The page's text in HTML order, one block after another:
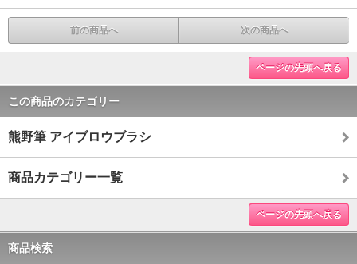
前の商品へ 次の商品へ
ページの先頭へ戻る
この商品のカテゴリー
熊野筆 アイブロウブラシ
商品カテゴリー一覧
ページの先頭へ戻る
商品検索